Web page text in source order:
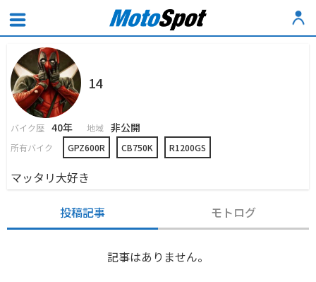
14
バイク歴 40年 地域 非公開
所有バイク GPZ600R CB750K R1200GS
マッタリ大好き
投稿記事 モトログ
記事はありません。